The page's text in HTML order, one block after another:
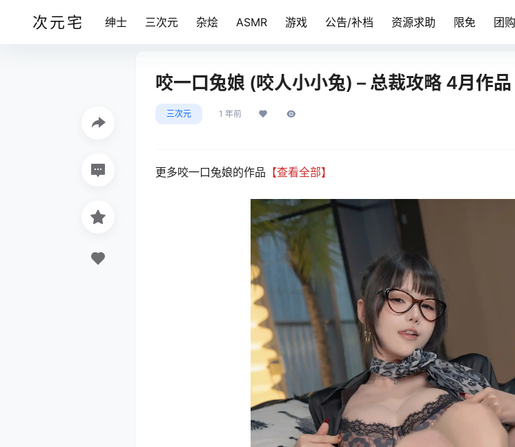
次元宅 绅士 三次元 杂烩 ASMR 游戏 公告/补档 资源求助 限免 团购
咬一口兔娘 (咬人小小兔) – 总裁攻略 4月作
三次元 1 年前
更多咬一口兔娘的作品 【查看全部】